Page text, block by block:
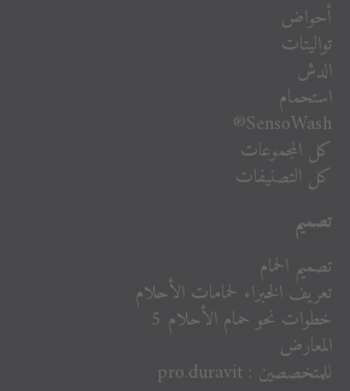
أحواض
تواليتات
الدش
استحمام
SensoWash®
كل المجموعات
كل التصنيفات
تصميم
تصميم الحمام
تعريف الخبراء لحمامات الأحلام
خطوات نحو حمام الأحلام 5
المعارض
للمتخصصين : pro.duravit